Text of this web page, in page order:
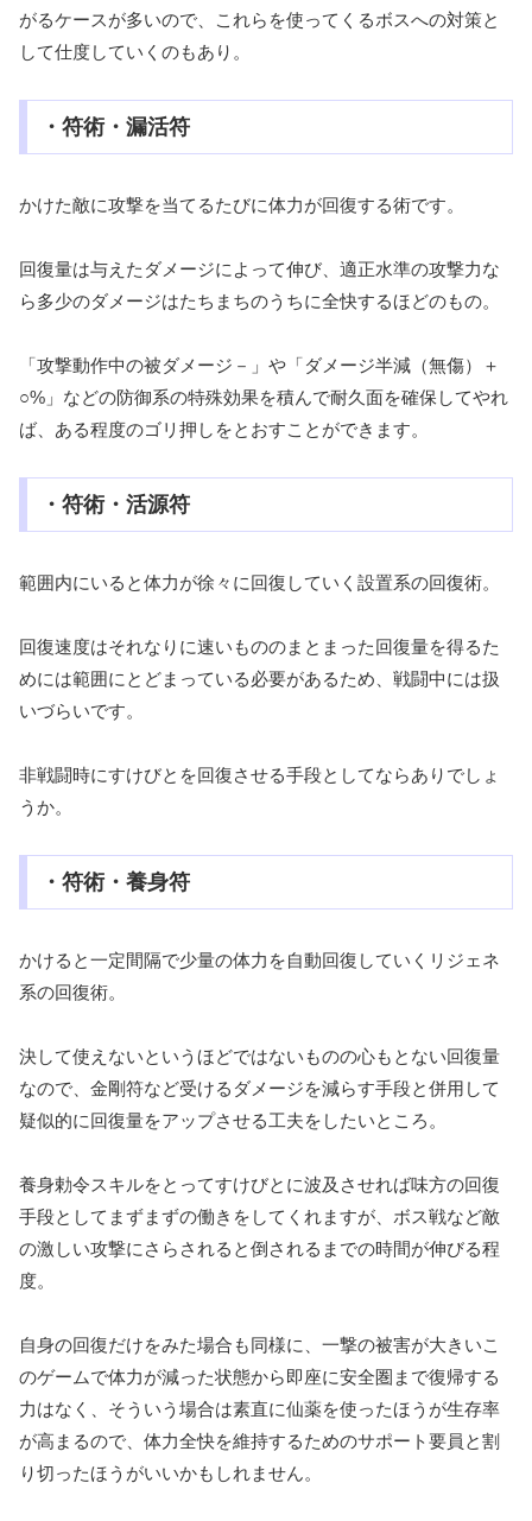
がるケースが多いので、これらを使ってくるボスへの対策と
して仕度していくのもあり。
・符術・漏活符
かけた敵に攻撃を当てるたびに体力が回復する術です。
回復量は与えたダメージによって伸び、適正水準の攻撃力な
ら多少のダメージはたちまちのうちに全快するほどのもの。
「攻撃動作中の被ダメージ－」や「ダメージ半減（無傷）＋
○%」などの防御系の特殊効果を積んで耐久面を確保してやれ
ば、ある程度のゴリ押しをとおすことができます。
・符術・活源符
範囲内にいると体力が徐々に回復していく設置系の回復術。
回復速度はそれなりに速いもののまとまった回復量を得るた
めには範囲にとどまっている必要があるため、戦闘中には扱
いづらいです。
非戦闘時にすけびとを回復させる手段としてならありでしょ
うか。
・符術・養身符
かけると一定間隔で少量の体力を自動回復していくリジェネ
系の回復術。
決して使えないというほどではないものの心もとない回復量
なので、金剛符など受けるダメージを減らす手段と併用して
疑似的に回復量をアップさせる工夫をしたいところ。
養身勅令スキルをとってすけびとに波及させれば味方の回復
手段としてまずまずの働きをしてくれますが、ボス戦など敵
の激しい攻撃にさらされると倒されるまでの時間が伸びる程
度。
自身の回復だけをみた場合も同様に、一撃の被害が大きいこ
のゲームで体力が減った状態から即座に安全圏まで復帰する
力はなく、そういう場合は素直に仙薬を使ったほうが生存率
が高まるので、体力全快を維持するためのサポート要員と割
り切ったほうがいいかもしれません。